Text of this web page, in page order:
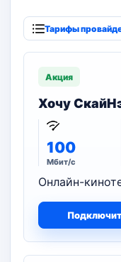
Тарифы
Акция
Хочу
100
Мбит/с
Онлайн-